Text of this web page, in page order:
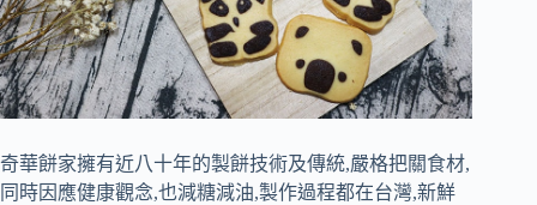
奇華餅家擁有近八十年的製餅技術及傳統,嚴格把關食材,
同時因應健康觀念,也減糖減油,製作過程都在台灣,新鮮